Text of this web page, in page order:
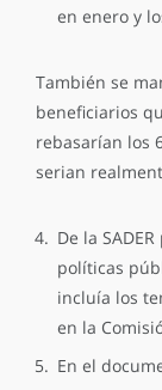
en enero y
También se
beneficiarios
rebasarían los
serian
De la
políticas
incluía los
en la
En el